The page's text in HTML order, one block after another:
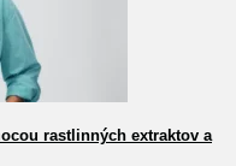
rastlinných extraktov a